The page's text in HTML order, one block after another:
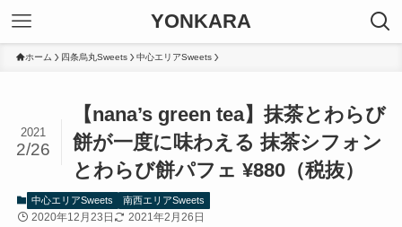
YONKARA
ホーム 四条烏丸Sweets 中心エリアSweets
【nana’s green tea】抹茶とわらび
餅が一度に味わえる 抹茶シフォン
とわらび餅パフェ ¥880（税抜）
2021
2/26
中心エリアSweets 南西エリアSweets
2020年12月23日 2021年2月26日